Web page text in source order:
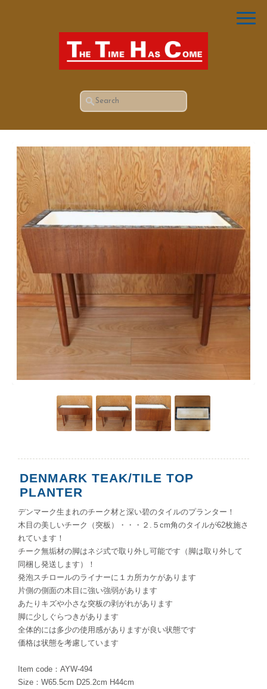
DENMARK TEAK/TILE TOP
PLANTER
デンマーク生まれのチーク材と深い碧のタイルのプランター！
木目の美しいチーク（突板）・・・２.５cm角のタイルが62枚施さ
れています！
チーク無垢材の脚はネジ式で取り外し可能です（脚は取り外して
同梱し発送します）！
発泡スチロールのライナーに１カ所カケがあります
片側の側面の木目に強い強弱があります
あたりキズや小さな突板の剥がれがあります
脚に少しぐらつきがあります
全体的には多少の使用感がありますが良い状態です
価格は状態を考慮しています
Item code：AYW-494
Size：W65.5cm D25.2cm H44cm